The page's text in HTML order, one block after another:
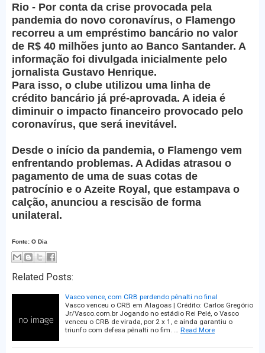
Rio - Por conta da crise provocada pela
pandemia do novo coronavírus, o Flamengo
recorreu a um empréstimo bancário no valor
de R$ 40 milhões junto ao Banco Santander. A
informação foi divulgada inicialmente pelo
jornalista Gustavo Henrique.
Para isso, o clube utilizou uma linha de
crédito bancário já pré-aprovada. A ideia é
diminuir o impacto financeiro provocado pelo
coronavírus, que será inevitável.
Desde o início da pandemia, o Flamengo vem
enfrentando problemas. A Adidas atrasou o
pagamento de uma de suas cotas de
patrocínio e o Azeite Royal, que estampava o
calção, anunciou a rescisão de forma
unilateral.
Fonte: O Dia
Related Posts:
Vasco vence, com CRB perdendo pênalti no final
Vasco venceu o CRB em Alagoas | Crédito: Carlos Gregório
Jr/Vasco.com.br Jogando no estádio Rei Pelé, o Vasco
venceu o CRB de virada, por 2 x 1, e ainda garantiu o
triunfo com defesa pênalti no fim. … Read More